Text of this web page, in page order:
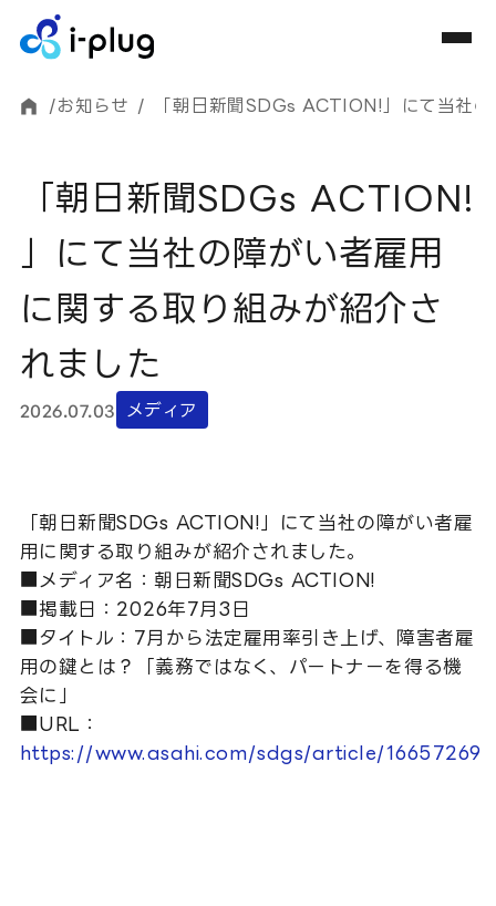
/お知らせ / 「朝日新聞SDGs ACTION!」にて当社
朝 日 新 聞SDGs ACTION!
に て 当社の 障がい者雇用
に 関 する取 り 組 みが紹介さ
れま し た
2026.07.03 メディア
「朝日新聞SDGs ACTION!」にて当社の障がい者雇
用に関する取り組みが紹介されました。
■メディア名：朝日新聞SDGs ACTION!
■掲載日：2026年7月3日
■タイトル： 7月から法定雇用率引き上げ、障害者雇
用の鍵とは？「義務ではなく、パートナーを得る機
会に」
■URL：
https://www.asahi.com/sdgs/article/16657269